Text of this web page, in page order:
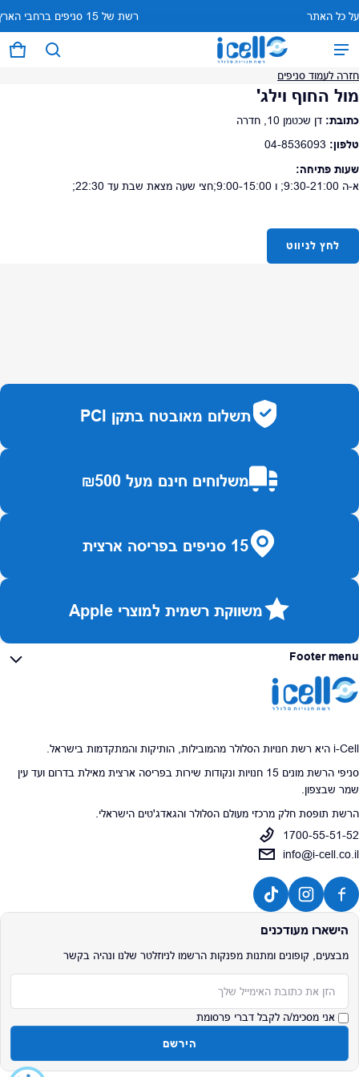
רשת של 15 סניפים ברחבי הארץ מתוכם 7 באילת
0 פריטים
המוצר נוסף לעגלה
חזרה לעמוד סניפים
מול החוף וילג'
כתובת: דן שכטמן 10, חדרה
טלפון:
שעות פתיחה:
א-ה 9:30-21:00; ו 9:00-15:00;חצי שעה מצאת שבת עד 22:30;
לחץ לניווט
תשלום מאובטח בתקן PCI
משלוחים חינם מעל ₪500
15 סניפים בפריסה ארצית
משווקת רשמית למוצרי Apple
Footer menu
i-Cell היא רשת חנויות הסלולר מהמובילות, הותיקות והמתקדמות בישראל.
סניפי הרשת מונים 15 חנויות ונקודות שירות בפריסה ארצית מאילת בדרום ועד עין
שמר שבצפון.
הרשת תופסת חלק מרכזי מעולם הסלולר והגאדג'טים הישראלי.
1700-55-51-52
info@i-cell.co.il
הישארו מעודכנים
מבצעים, קופונים ומתנות מפנקות הרשמו לניוזלטר שלנו ונהיה בקשר
אני מסכימ/ה לקבל דברי פרסומת
הירשם